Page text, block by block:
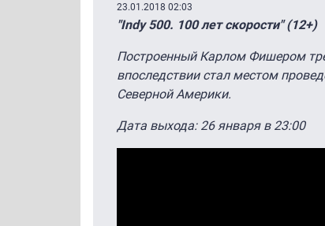
23.01.2018 02:03
"Indy 500. 100 лет скорости" (12+)
Построенный Карлом Фишером
впоследствии стал местом
Северной Америки.
Дата выхода: 26 января в 23:00